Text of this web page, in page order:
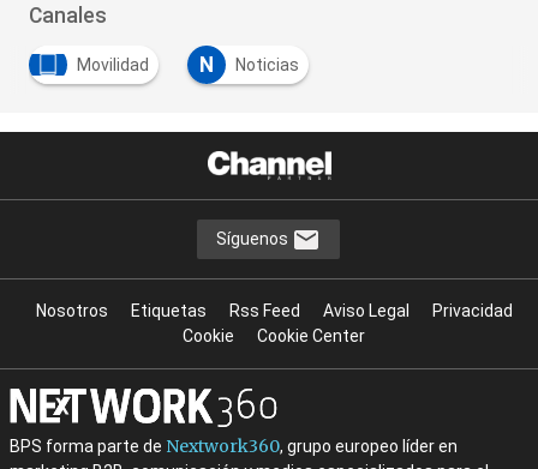
Canales
Movilidad N Noticias
Síguenos
Nosotros Etiquetas Rss Feed Aviso Legal
Privacidad
Cookie
Cookie Center
BPS forma parte de Nextwork360, grupo europeo líder en